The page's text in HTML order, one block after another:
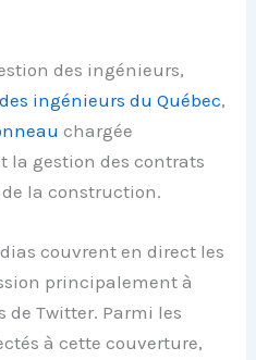
des ingénieurs,
ingénieurs du Québec,
chargée
la gestion des contrats
la construction.
couvrent en direct les
principalement à
de Twitter. Parmi les
à cette couverture,